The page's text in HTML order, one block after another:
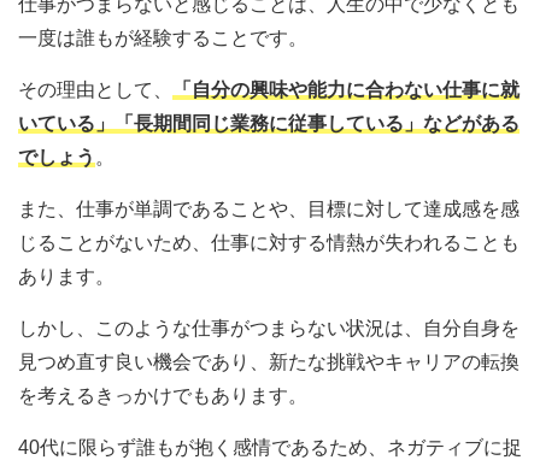
仕事がつまらないと感じることは、人生の中で少なくとも
一度は誰もが経験することです。
その理由として、
「自分の興味や能力に合わない仕事に就
いている」「長期間同じ業務に従事している」などがある
でしょう 。
また、仕事が単調であることや、目標に対して達成感を感
じることがないため、仕事に対する情熱が失われることも
あります。
しかし、このような仕事がつまらない状況は、自分自身を
見つめ直す良い機会であり、新たな挑戦やキャリアの転換
を考えるきっかけでもあります。
40代に限らず誰もが抱く感情であるため、ネガティブに捉